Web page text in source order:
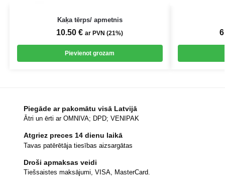
Kaķa tērps/ apmetnis
10.50€ ar PVN (21%)
Pievienot grozam
Piegāde ar pakomātu visā Latvijā
Ātri un ērti ar OMNIVA; DPD; VENIPAK
Atgriez preces 14 dienu laikā
Tavas patērētāja tiesības aizsargātas
Droši apmaksas veidi
Tiešsaistes maksājumi, VISA, MasterCard.